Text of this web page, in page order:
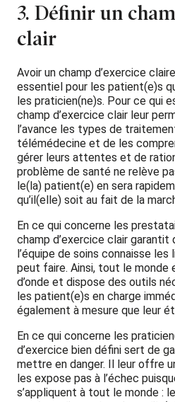
3. Définir un
clair
Avoir un champ d’exercice
essentiel pour les patient(e)s
les praticien(ne)s. Pour ce qui
champ d’exercice clair leur
l’avance les types de
télémédecine et de les
gérer leurs attentes et de
problème de santé ne relève
le(la) patient(e) en sera
qu’il(elle) soit au fait de la
En ce qui concerne les
champ d’exercice clair garantit
l’équipe de soins connaisse
peut faire. Ainsi, tout le monde
d’onde et dispose des outils
les patient(e)s en charge
également à mesure que leur
En ce qui concerne les
d’exercice bien défini sert de
mettre en danger. Il leur offre
les expose pas à l’échec
s’appliquent à tout le monde :